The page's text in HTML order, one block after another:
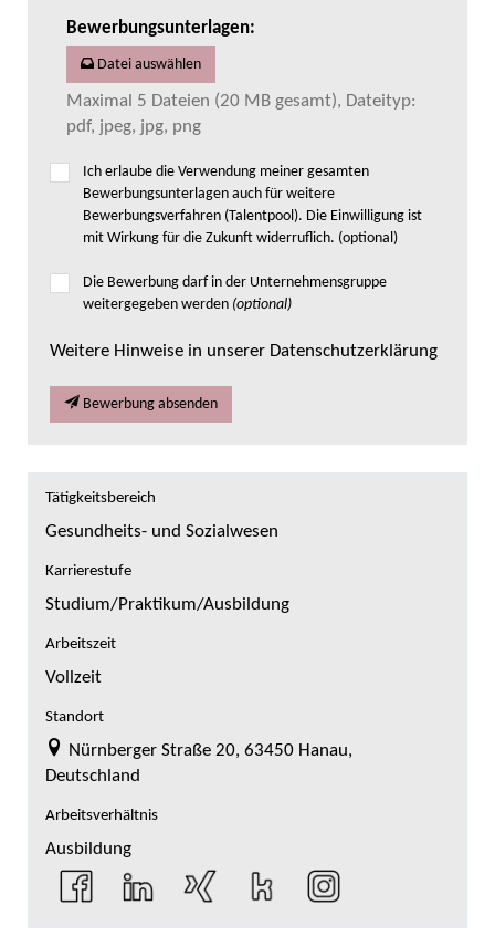
Bewerbungsunterlagen:
Datei auswählen
Maximal 5 Dateien (20 MB gesamt), Dateityp:
pdf, jpeg, jpg, png
Ich erlaube die Verwendung meiner gesamten
Bewerbungsunterlagen auch für weitere
Bewerbungsverfahren (Talentpool). Die Einwilligung ist
mit Wirkung für die Zukunft widerruflich. (optional)
Die Bewerbung darf in der Unternehmensgruppe
weitergegeben werden (optional)
Weitere Hinweise in unserer Datenschutzerklärung
Bewerbung absenden
Tätigkeitsbereich
Gesundheits- und Sozialwesen
Karrierestufe
Studium/Praktikum/Ausbildung
Arbeitszeit
Vollzeit
Standort
Nürnberger Straße 20, 63450 Hanau,
Deutschland
Arbeitsverhältnis
Ausbildung